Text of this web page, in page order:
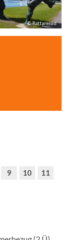
© Rattareisid
9 10
11